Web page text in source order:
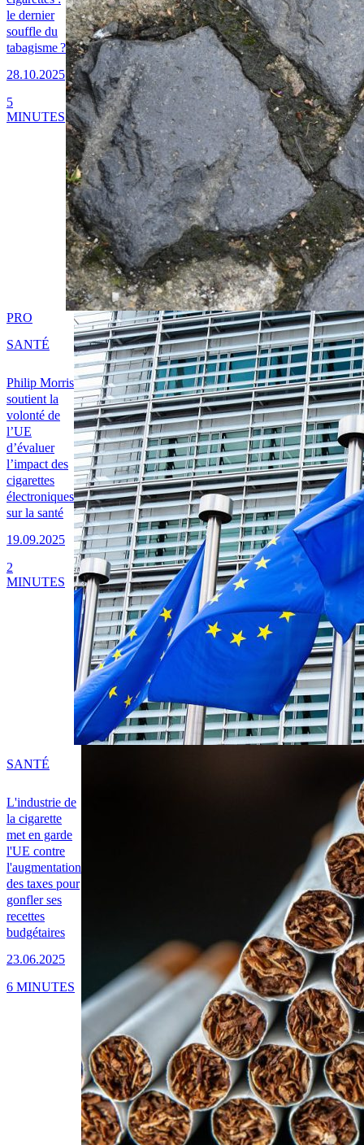
le dernier
souffle du
tabagisme ?
28.10.2025
5
MINUTES
Philip Morris
soutient la
volonté de
l’UE
d’évaluer
l’impact des
cigarettes
électroniques
sur la santé
19.09.2025
PRO
SANTÉ
2
MINUTES
L'industrie de
la cigarette
met en garde
l'UE contre
l'augmentation
des taxes pour
gonfler ses
recettes
budgétaires
23.06.2025
SANTÉ
6 MINUTES